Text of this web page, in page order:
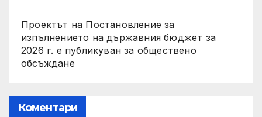
Проектът на Постановление за
изпълнението на държавния бюджет за
2026 г. е публикуван за обществено
обсъждане
Коментари